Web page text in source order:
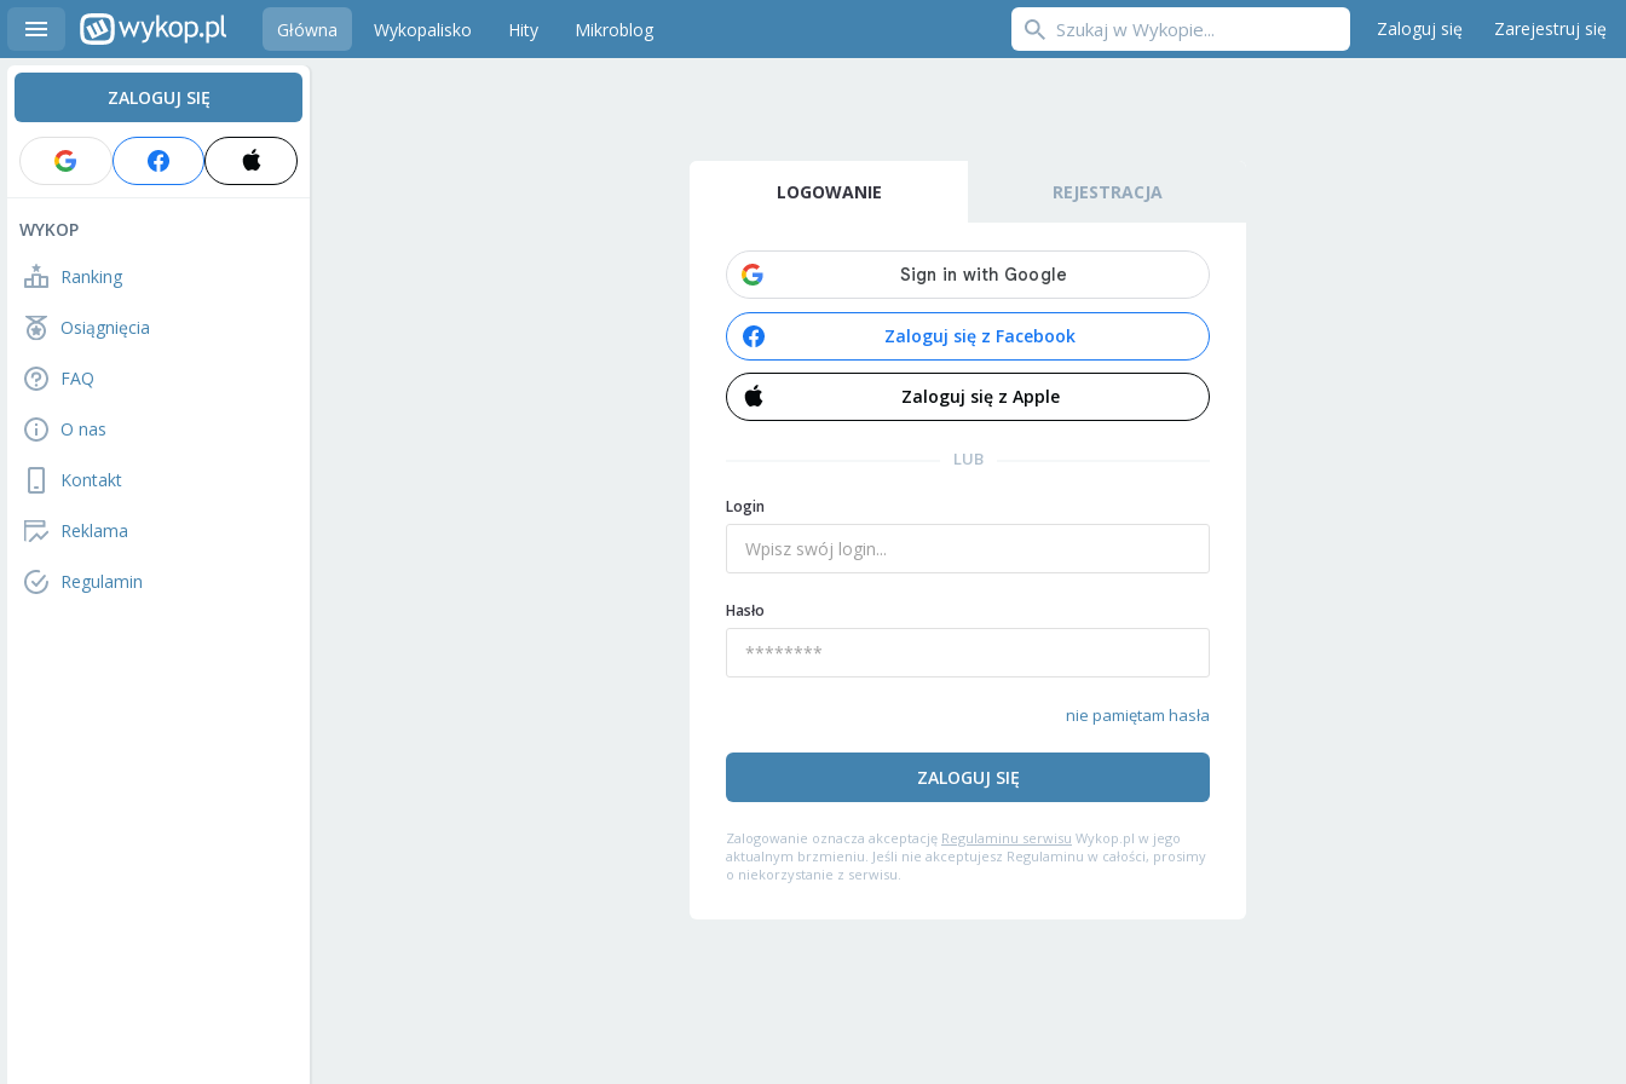
Główna Wykopalisko Hity Mikroblog Zaloguj się Zarejestruj się
ZALOGUJ SIĘ
WYKOP
Ranking
Osiągnięcia
FAQ
O nas
Kontakt
Reklama
Regulamin
LOGOWANIE REJESTRACJA
Zaloguj się z Facebook
Zaloguj się z Apple
LUB
Login
Hasło
nie pamiętam hasła
ZALOGUJ SIĘ
Zalogowanie oznacza akceptację Regulaminu serwisu Wykop.pl w jego
aktualnym brzmieniu. Jeśli nie akceptujesz Regulaminu w całości, prosimy
o niekorzystanie z serwisu.